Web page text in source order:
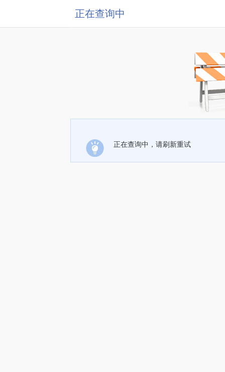
正在查询中
正在查询中，请刷新重试